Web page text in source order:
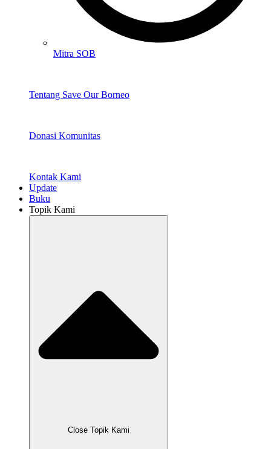
Mitra SOB
Tentang Save Our Borneo
Donasi Komunitas
Kontak Kami
Update
Buku
Topik Kami
Close Topik Kami